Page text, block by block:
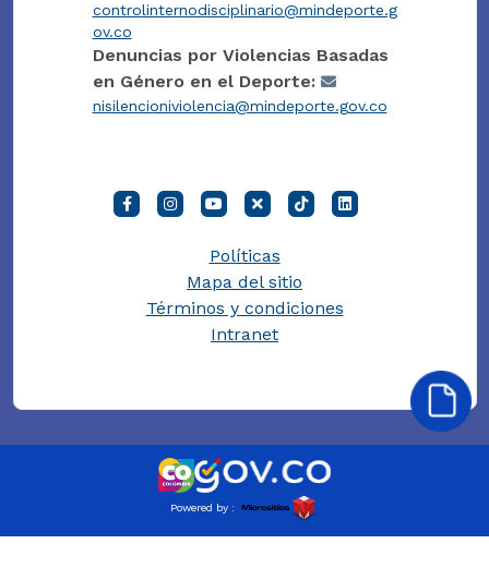
controlinternodisciplinario@mindeporte.g
ov.co
Denuncias por Violencias Basadas
en Género en el Deporte:
nisilencioniviolencia@mindeporte.gov.co
Políticas
Mapa del sitio
Términos y condiciones
Intranet
Powered by :